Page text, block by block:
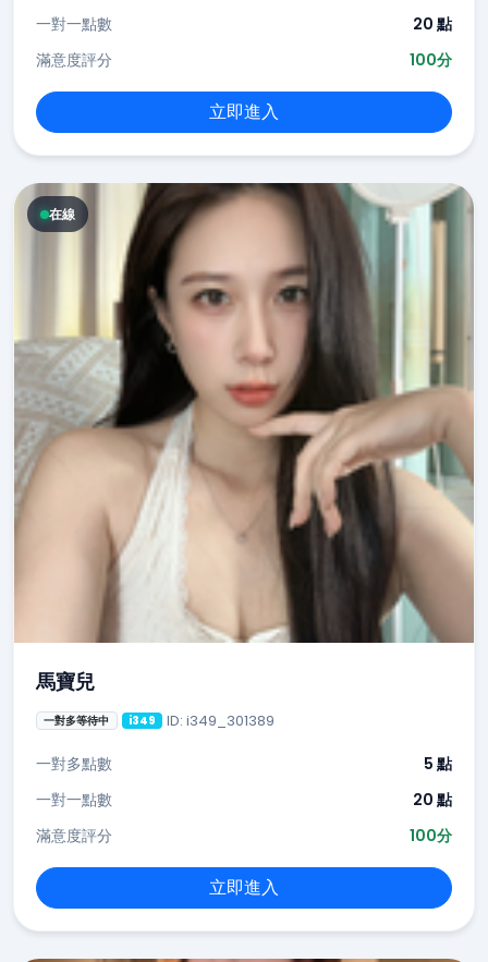
一對一點數
20 點
滿意度評分
100分
立即進入
在線
馬寶兒
一對多等待中 i349 ID: i349_301389
一對多點數
5 點
一對一點數
20 點
滿意度評分
100分
立即進入